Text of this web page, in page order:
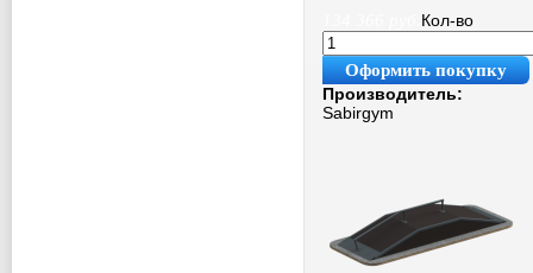
Кол-во
Оформить покупку
Производитель:
Sabirgym